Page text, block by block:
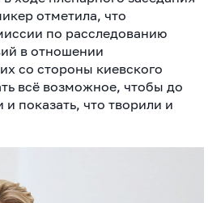
отметила, что
по расследованию
в отношении
со стороны киевского
всё возможное, чтобы до
и показать, что творили и